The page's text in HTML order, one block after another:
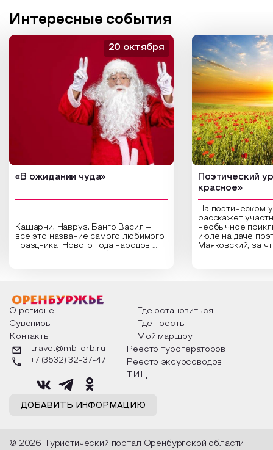
Интересные события
«В ожидании чуда»
Кашарни, Навруз, Банго Васил –
все это название самого любимого
праздника Нового года народов
о том, как встречают новый год в
разных уголках страны, какие
обряды совершают на удачу и
благополучие, в чем схожи и
различаются традиции. Кто такой
Дед Мороз и откуда он пришел, как
его называют в разных уголках
страны и как появились елочные
20 октября
Поэтический
красное»
На поэтическом
расскажет
необычное
июле на даче
Маяковский, за
Твардовского и
каждой строчке
восхищение
яркому времени
О регионе
Где остановиться
Сувениры
Где поесть
Контакты
Мой маршрут
ДОБАВИТЬ ИНФОРМАЦИЮ
travel@mb-orb.ru
+7 (3532) 32-37-47
Реестр туроператоров
Реестр эксурсоводов
ТИЦ
© 2026 Туристический портал Оренбургской области